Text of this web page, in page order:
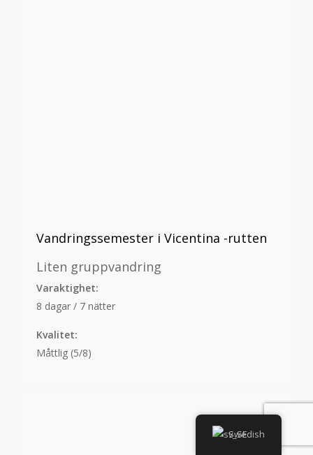
Vandringssemester i Vicentina -rutten
Liten gruppvandring
Varaktighet:
8 dagar / 7 nätter
Kvalitet:
Måttlig (5/8)
Swedish